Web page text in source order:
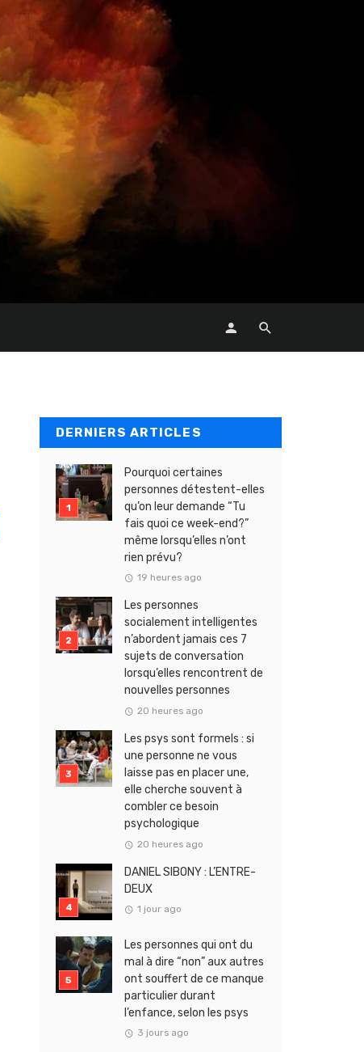
DERNIERS ARTICLES
Pourquoi certaines
personnes détestent-elles
qu’on leur demande “Tu
fais quoi ce week-end?”
même lorsqu’elles n’ont
rien prévu?
19 heures ago
Les personnes
socialement intelligentes
n’abordent jamais ces 7
sujets de conversation
lorsqu’elles rencontrent de
nouvelles personnes
20 heures ago
Les psys sont formels : si
une personne ne vous
laisse pas en placer une,
elle cherche souvent à
combler ce besoin
psychologique
20 heures ago
DANIEL SIBONY : L’ENTRE-
DEUX
1 jour ago
Les personnes qui ont du
mal à dire “non” aux autres
ont souffert de ce manque
particulier durant
l’enfance, selon les psys
3 jours ago